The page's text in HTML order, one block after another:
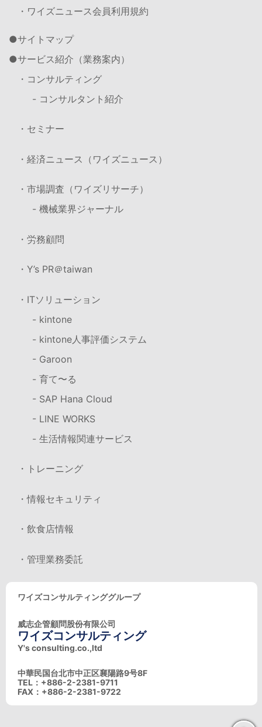
・ワイズニュース会員利用規約
サイトマップ
サービス紹介（業務案内）
・コンサルティング
- コンサルタント紹介
・セミナー
・経済ニュース（ワイズニュース）
・市場調査（ワイズリサーチ）
- 機械業界ジャーナル
・労務顧問
・Y’s PR＠taiwan
・ITソリューション
- kintone
- kintone人事評価システム
- Garoon
- 育て〜る
- SAP Hana Cloud
- LINE WORKS
- 生活情報関連サービス
・トレーニング
・情報セキュリティ
・飲食店情報
・管理業務委託
ワイズコンサルティンググループ
威志企管顧問股份有限公司
ワイズコンサルティング
Y's consulting.co.,ltd
中華民国台北市中正区襄陽路9号8F
TEL：+886-2-2381-9711
FAX：+886-2-2381-9722